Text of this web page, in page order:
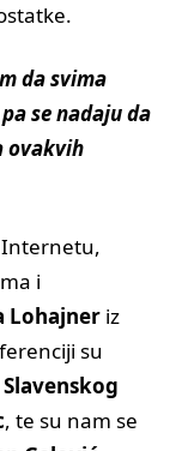
da svima
se nadaju da
ovakvih
Internetu,
i
Lohajner iz
su
, te su nam se